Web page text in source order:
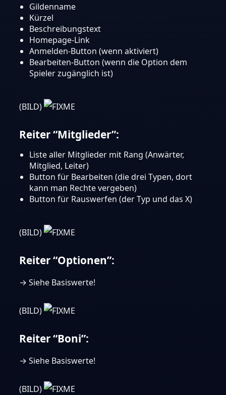
Gildenname
Kürzel
Beschreibungstext
Homepage-Link
Anmelden-Button (wenn aktiviert)
Bearbeiten-Button (wenn die Option dem
Spieler zugänglich ist)
(BILD)
Reiter “Mitglieder”:
Liste aller Mitglieder mit Rang (Anwärter,
Mitglied, Leiter)
Button für Bearbeiten (die drei Typen, dort
kann man Rechte vergeben)
Button für Rauswerfen (der Typ und das X)
(BILD)
Reiter “Optionen”:
→ Siehe Basiswerte!
(BILD)
Reiter “Boni”:
→ Siehe Basiswerte!
(BILD)